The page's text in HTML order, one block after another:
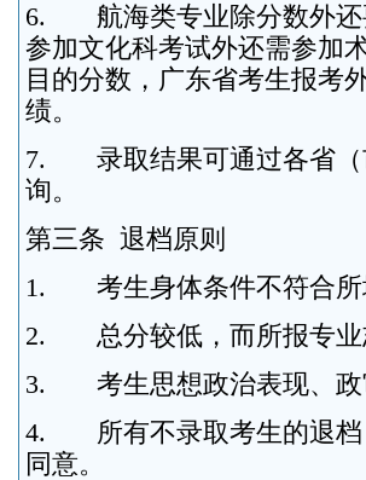
6. 航海类专业除分数外还
参加文化科考试外还需参加
目的分数，广东省考生报考
绩。
7. 录取结果可通过各省（
询。
第三条 退档原则
1. 考生身体条件不符合所
2. 总分较低，而所报专业
3. 考生思想政治表现、政
4. 所有不录取考生的退档
同意。